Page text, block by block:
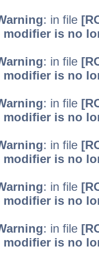
: in file
modifier is no
: in file
modifier is no
: in file
modifier is no
: in file
modifier is no
: in file
modifier is no
: in file
modifier is no